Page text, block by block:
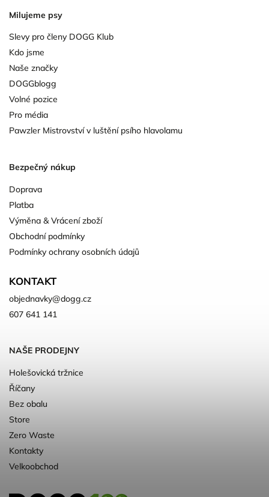
Milujeme psy
Slevy pro členy DOGG Klub
Kdo jsme
Naše značky
DOGGblogg
Volné pozice
Pro média
Pawzler Mistrovství v luštění psího hlavolamu
Bezpečný nákup
Doprava
Platba
Výměna & Vrácení zboží
Obchodní podmínky
Podmínky ochrany osobních údajů
KONTAKT
objednavky@dogg.cz
607 641 141
NAŠE PRODEJNY
Holešovická tržnice
Říčany
Bez obalu
Store
Zero Waste
Kontakty
Velkoobchod